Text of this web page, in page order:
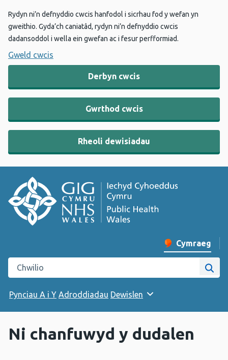
Rydyn ni’n defnyddio cwcis hanfodol i sicrhau fod y wefan yn
gweithio. Gyda’ch caniatâd, rydyn ni’n defnyddio cwcis
dadansoddol i wella ein gwefan ac i fesur perfformiad.
Gweld cwcis
Derbyn cwcis
Gwrthod cwcis
Rheoli dewisiadau
Newid iaith y
Cymraeg
Chwilio gwefan Iechyd Cyhoeddus Cymru
Pynciau A i Y Adroddiadau Dewislen
Ni chanfuwyd y dudalen